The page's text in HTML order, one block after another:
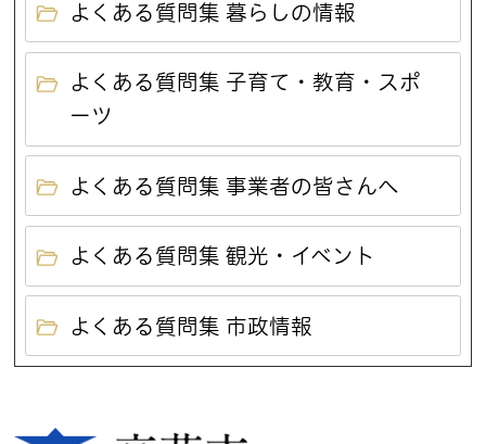
よくある質問集 暮らしの情報
よくある質問集 子育て・教育・スポ
ーツ
よくある質問集 事業者の皆さんへ
よくある質問集 観光・イベント
よくある質問集 市政情報